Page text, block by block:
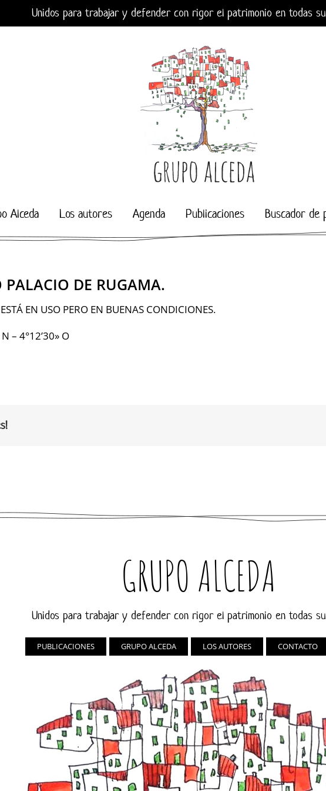
Unidos para trabajar y defender con rigor el patrimonio en todas
Alceda Los autores Agenda Publicaciones Buscador de
PALACIO DE RUGAMA.
EN USO PERO EN BUENAS CONDICIONES.
– 4°12’30» O
GRUPO ALCEDA
Unidos para trabajar y defender con rigor el patrimonio en todas
PUBLICACIONES GRUPO ALCEDA LOS AUTORES CONTACTO